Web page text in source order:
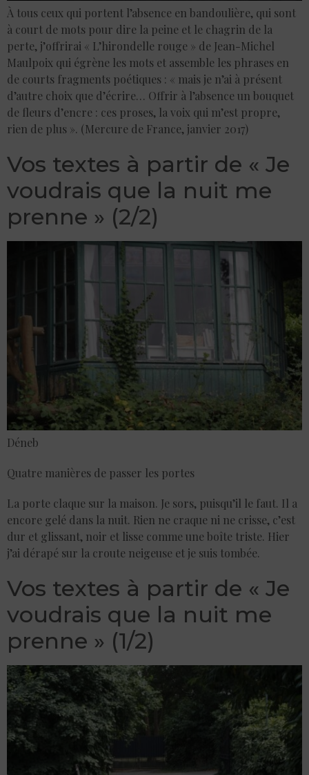
À tous ceux qui portent l’absence en bandoulière, qui sont
à court de mots pour dire la peine et le chagrin de la
perte, j’offrirai « L’hirondelle rouge » de Jean-Michel
Maulpoix qui égrène les mots et assemble les phrases en
de courts fragments poétiques : « mais je n’ai à présent
d’autre choix que d’écrire… Offrir à l’absence un bouquet
de fleurs d’encre : ces proses, la voix qui m’est propre,
rien de plus ». (Mercure de France, janvier 2017)
Vos textes à partir de « Je
voudrais que la nuit me
prenne » (2/2)
Déneb
Quatre manières de passer les portes
La porte claque sur la maison. Je sors, puisqu’il le faut. Il a
encore gelé dans la nuit. Rien ne craque ni ne crisse, c’est
dur et glissant, noir et lisse comme une boîte triste. Hier
j’ai dérapé sur la croute neigeuse et je suis tombée.
Vos textes à partir de « Je
voudrais que la nuit me
prenne » (1/2)